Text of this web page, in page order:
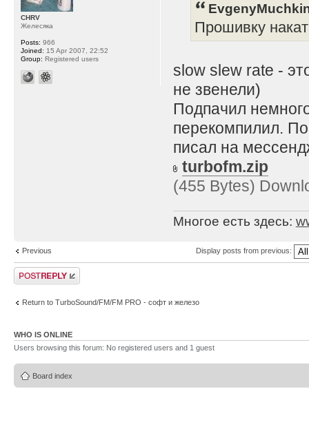
Прошивку
slow slew rate -
не звенели)
Подпачил
перекомпилил.
писал на
turbofm.zip
(455 Bytes)
Многое есть здесь:
CHRV
Желесяка
Posts: 966
Joined: 15 Apr 2007, 22:52
Group: Registered users
Previous Display posts from previous:
Post a reply
Return to TurboSound/FM/FM PRO - софт и железо
WHO IS ONLINE
Users browsing this forum: No registered users and 1 guest
Board index